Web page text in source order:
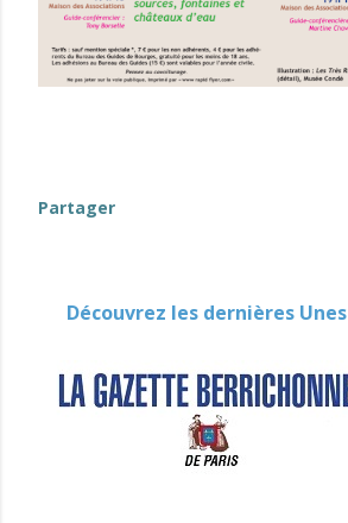
Partager
Découvrez les dernières Unes